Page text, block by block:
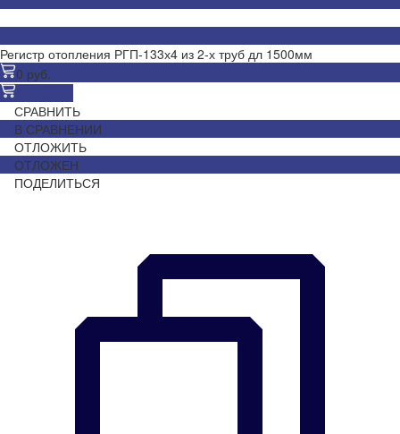
Регистр отопления РГП-133х4 из 2-х труб дл 1500мм
0 руб.
СРАВНИТЬ
В СРАВНЕНИИ
ОТЛОЖИТЬ
ОТЛОЖЕН
ПОДЕЛИТЬСЯ